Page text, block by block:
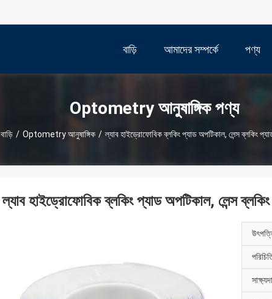
বাড়ি আমাদের সম্পর্কে পণ্য
Optometry আনুষাঙ্গিক পণ্য
বাড়ি / Optometry আনুষাঙ্গিক / ল্যাব হাইড্রোফোবিক ব্লকিং প্যাড অপটিকাল, লেন্স ব্লকিং
ল্যাব হাইড্রোফোবিক ব্লকিং প্যাড অপটিকাল, লেন্স